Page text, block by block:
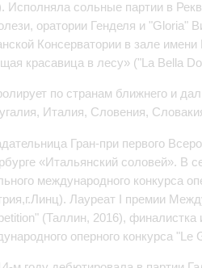
Исполняла сольные партии в
оратории Генделя и
Консерватории в зале
красавица в лесу» ("La Bella
по странам ближнего и
Италия, Словения,
Гран-при первого
«Итальянский соловей». В
международного конкурса
Лауреат I премии
(Таллин, 2016), финалистка
оперного конкурса "Le